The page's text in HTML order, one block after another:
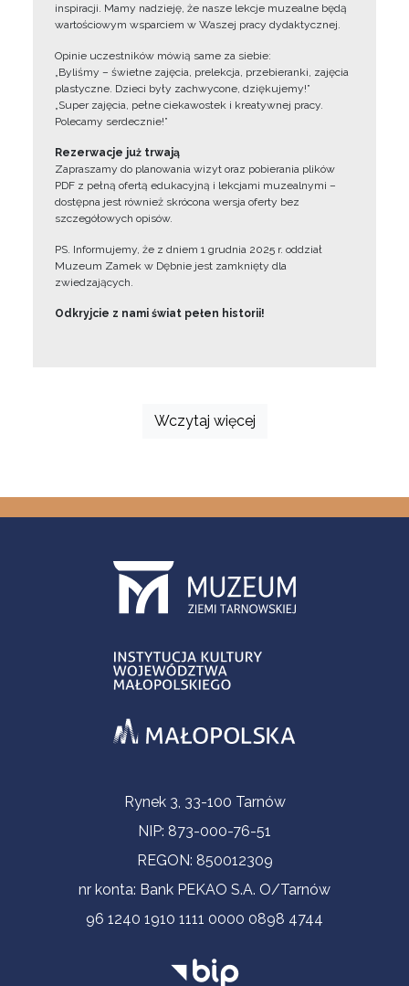
inspiracji. Mamy nadzieję, że nasze lekcje muzealne będą
wartościowym wsparciem w Waszej pracy dydaktycznej.
Opinie uczestników mówią same za siebie:
„Byliśmy – świetne zajęcia, prelekcja, przebieranki, zajęcia
plastyczne. Dzieci były zachwycone, dziękujemy!”
„Super zajęcia, pełne ciekawostek i kreatywnej pracy.
Polecamy serdecznie!”
Rezerwacje już trwają
Zapraszamy do planowania wizyt oraz pobierania plików
PDF z pełną ofertą edukacyjną i lekcjami muzealnymi –
dostępna jest również skrócona wersja oferty bez
szczegółowych opisów.
PS. Informujemy, że z dniem 1 grudnia 2025 r. oddział
Muzeum Zamek w Dębnie jest zamknięty dla
zwiedzających.
Odkryjcie z nami świat pełen historii!
Wczytaj więcej
Contact InformationRynek 3, 33-100 Tarnów
NIP: 873-000-76-51
REGON: 850012309
nr konta: Bank PEKAO S.A. O/Tarnów
96 1240 1910 1111 0000 0898 4744